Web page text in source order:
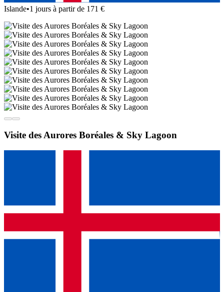
Islande•1 jours à partir de 171 €
Visite des Aurores Boréales & Sky Lagoon